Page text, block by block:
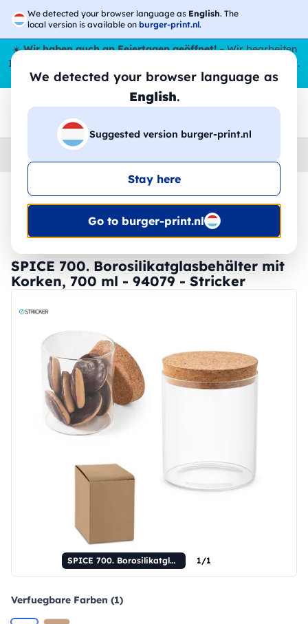
We detected your browser language as English. The
local version is available on burger-print.nl.
We detected your browser language as
English.
Suggested version burger-print.nl
Stay here
Go to burger-print.nl
☀️Wir haben auch an Feiertagen geöffnet!– Wir bearbeiten
Ihre Bestellungen den ganzen Sommer über,
sogar im August.
😎🌴
Home
🔥 -30 % DTF-Druck
SPICE 700. Borosilikatglasbehälter mit
Korken, 700 ml - 94079 - Stricker
SPICE 700. Borosilikatglasbehälter mit Korken, 700 ml 1/1
Verfuegbare Farben (1)